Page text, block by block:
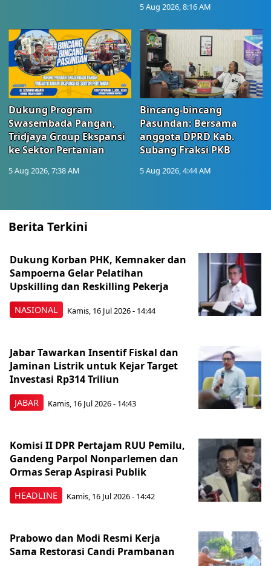
5 Aug 2026, 8:16 AM
Dukung Program
Swasembada Pangan,
Tridjaya Group Ekspansi
ke Sektor Pertanian
5 Aug 2026, 7:38 AM
Bincang-bincang
Pasundan: Bersama
anggota DPRD Kab.
Subang Fraksi PKB
5 Aug 2026, 4:44 AM
Berita Terkini
NASIONAL
Dukung Korban PHK, Kemnaker dan
Sampoerna Gelar Pelatihan
Upskilling dan Reskilling Pekerja
Kamis, 16 Jul 2026 - 14:44
JABAR
Jabar Tawarkan Insentif Fiskal dan
Jaminan Listrik untuk Kejar Target
Investasi Rp314 Triliun
Kamis, 16 Jul 2026 - 14:43
HEADLINE
Komisi II DPR Pertajam RUU Pemilu,
Gandeng Parpol Nonparlemen dan
Ormas Serap Aspirasi Publik
Kamis, 16 Jul 2026 - 14:42
Prabowo dan Modi Resmi Kerja
Sama Restorasi Candi Prambanan